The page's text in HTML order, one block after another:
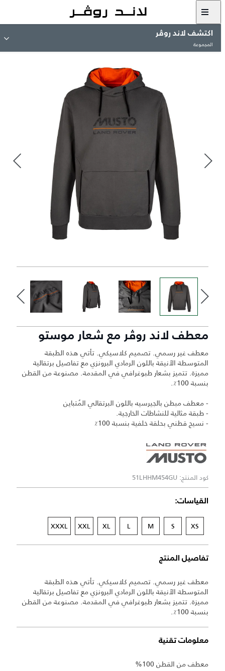
اكتشف لاند روڤر
المجموعة
معطف لاند روڤر مع شعار موستو
معطف غير رسمي. تصميم كلاسيكي. تأتي هذه الطبقة
المتوسطة الأنيقة باللون الرمادي البرونزي مع تفاصيل برتقالية
مميزة. تتميز بشعار طبوغرافي في المقدمة. مصنوعة من القطن
بنسبة 100٪.
- معطف مبطن بالجيرسيه باللون البرتقالي المُتباين
- طبقة مثالية للنشاطات الخارجية.
- نسيج قطني بحلقة خلفية بنسبة 100٪
كود المنتج: 51LHHM454GU
القياسات:
XS
S
M
L
XL
XXL
XXXL
تفاصيل المنتج
معطف غير رسمي. تصميم كلاسيكي. تأتي هذه الطبقة
المتوسطة الأنيقة باللون الرمادي البرونزي مع تفاصيل برتقالية
مميزة. تتميز بشعار طبوغرافي في المقدمة. مصنوعة من القطن
بنسبة 100٪.
معلومات تقنية
معطف من القطن 100%